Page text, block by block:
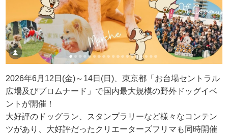
2026年6月12日(金)～14日(日)、東京都「お台場セントラル
広場及びプロムナード」で国内最大規模の野外ドッグイベ
ントが開催！
大好評のドッグラン、スタンプラリーなど様々なコンテン
ツがあり、大好評だったクリエーターズフリマも同時開催